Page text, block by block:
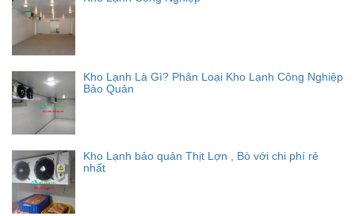
Kho Lạnh Là Gì? Phân Loại Kho Lạnh Công Nghiệp
Bảo Quản
Kho Lạnh bảo quản Thịt Lợn , Bò với chi phí rẻ
nhất